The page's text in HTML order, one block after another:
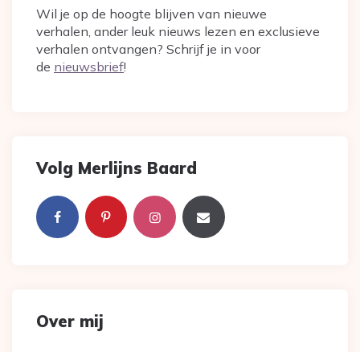
Wil je op de hoogte blijven van nieuwe
verhalen, ander leuk nieuws lezen en exclusieve
verhalen ontvangen? Schrijf je in voor
de nieuwsbrief!
Volg Merlijns Baard
Over mij